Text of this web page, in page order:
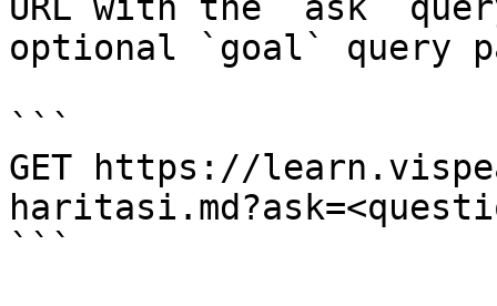
optional `goal` query
```
GET https://
```